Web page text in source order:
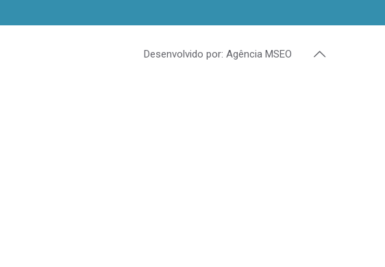
Desenvolvido por: Agência MSEO